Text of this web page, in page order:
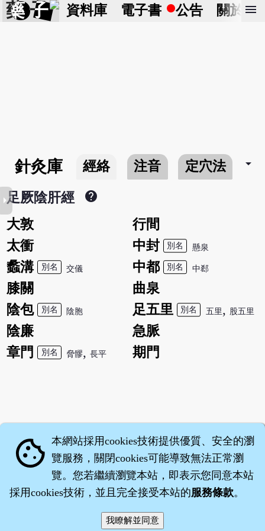
藥 子 資料庫 電子書 公告 關於 menu
針灸庫 經絡 注音 定穴法 arrow_drop_down
足厥陰肝經 help
大敦
行間
太衝
中封 別名 懸泉
蠡溝 別名 交儀 中都 別名 中郄
膝關
曲泉
陰包
別名 陰胞 足五里 別名 五里 , 股五里
陰廉
急脈
章門
別名 脅髎,長平 期門
‧沈藥子©2008～2026
cookie 本網站採用cookies技術提供優質、安全的瀏
覽服務，關閉cookies可能導致無法正常瀏
覽。您若繼續瀏覽本站，即表示您同意本站
採用cookies技術，並且完全接受本站的服務條款。